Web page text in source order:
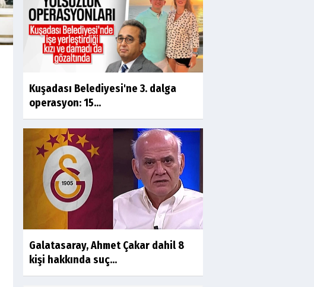
Kuşadası Belediyesi'ne 3. dalga
operasyon: 15...
Galatasaray, Ahmet Çakar dahil 8
kişi hakkında suç...